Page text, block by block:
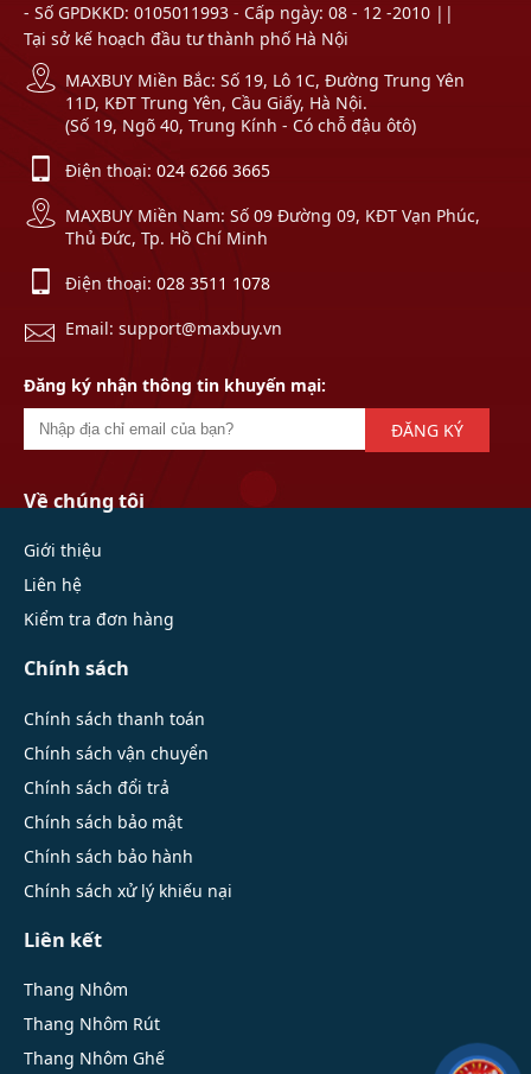
- Số GPDKKD: 0105011993 - Cấp ngày: 08 - 12 -2010 ||
Tại sở kế hoạch đầu tư thành phố Hà Nội
MAXBUY Miền Bắc: Số 19, Lô 1C, Đường Trung Yên
11D, KĐT Trung Yên, Cầu Giấy, Hà Nội.
(Số 19, Ngõ 40, Trung Kính - Có chỗ đậu ôtô)
Điện thoại: 024 6266 3665
MAXBUY Miền Nam: Số 09 Đường 09, KĐT Vạn Phúc,
Thủ Đức, Tp. Hồ Chí Minh
Điện thoại: 028 3511 1078
Email: support@maxbuy.vn
Đăng ký nhận thông tin khuyến mại:
ĐĂNG KÝ
Về chúng tôi
Giới thiệu
Liên hệ
Kiểm tra đơn hàng
Chính sách
Chính sách thanh toán
Chính sách vận chuyển
Chính sách đổi trả
Chính sách bảo mật
Chính sách bảo hành
Chính sách xử lý khiếu nại
Liên kết
Thang Nhôm
Thang Nhôm Rút
Thang Nhôm Ghế